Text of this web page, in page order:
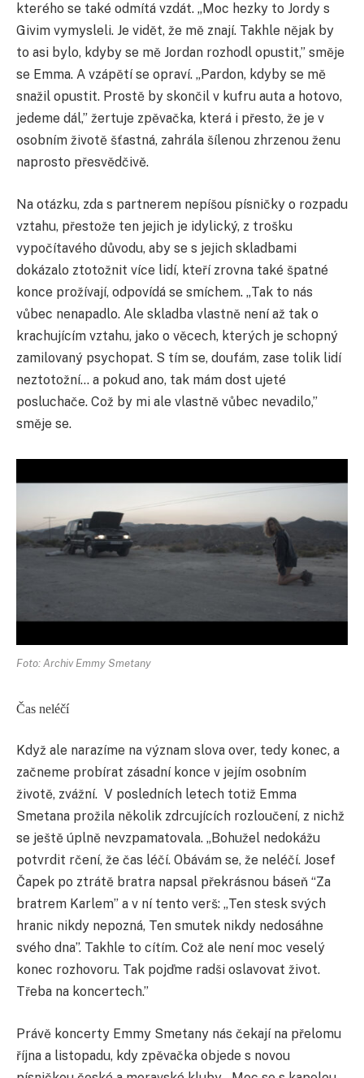
kterého se také odmítá vzdát. „Moc hezky to Jordy s
Givim vymysleli. Je vidět, že mě znají. Takhle nějak by
to asi bylo, kdyby se mě Jordan rozhodl opustit,” směje
se Emma. A vzápětí se opraví. „Pardon, kdyby se mě
snažil opustit. Prostě by skončil v kufru auta a hotovo,
jedeme dál,” žertuje zpěvačka, která i přesto, že je v
osobním životě šťastná, zahrála šílenou zhrzenou ženu
naprosto přesvědčivě.
Na otázku, zda s partnerem nepíšou písničky o rozpadu
vztahu, přestože ten jejich je idylický, z trošku
vypočítavého důvodu, aby se s jejich skladbami
dokázalo ztotožnit více lidí, kteří zrovna také špatné
konce prožívají, odpovídá se smíchem. „Tak to nás
vůbec nenapadlo. Ale skladba vlastně není až tak o
krachujícím vztahu, jako o věcech, kterých je schopný
zamilovaný psychopat. S tím se, doufám, zase tolik lidí
neztotožní… a pokud ano, tak mám dost ujeté
posluchače. Což by mi ale vlastně vůbec nevadilo,”
směje se.
Foto: Archiv Emmy Smetany
Čas neléčí
Když ale narazíme na význam slova over, tedy konec, a
začneme probírat zásadní konce v jejím osobním
životě, zvážní. V posledních letech totiž Emma
Smetana prožila několik zdrcujících rozloučení, z nichž
se ještě úplně nevzpamatovala. „Bohužel nedokážu
potvrdit rčení, že čas léčí. Obávám se, že neléčí. Josef
Čapek po ztrátě bratra napsal překrásnou báseň “Za
bratrem Karlem” a v ní tento verš: „Ten stesk svých
hranic nikdy nepozná, Ten smutek nikdy nedosáhne
svého dna”. Takhle to cítím. Což ale není moc veselý
konec rozhovoru. Tak pojďme radši oslavovat život.
Třeba na koncertech.”
Právě koncerty Emmy Smetany nás čekají na přelomu
října a listopadu, kdy zpěvačka objede s novou